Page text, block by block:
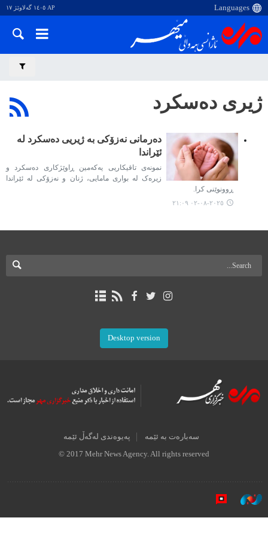
AP ١٤٠٥ گەلاوێژ ١٧
ژیری دەسکرد
دەرمانی نەزۆکی بە ژیریی دەسکرد لە
ئێراندا
نمونەی تاقیکاریی یەکەمین ڕاوێژکاری دەسکرد و
زیرەک لە بواری مامایی، ژنان و نەزۆکی لە ئێراندا
ڕوونوێنی کرا.
٢٠٢٥-٠٨-٠٢ ٢١:٠٩
Desktop version
سەبارەت بە ئێمە پەیوەندی لەگەڵ ئێمە
© 2017 Mehr News Agency. All rights reserved